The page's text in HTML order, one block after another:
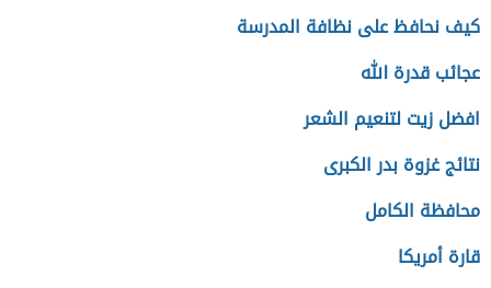
كيف نحافظ على نظافة المدرسة
عجائب قدرة الله
افضل زيت لتنعيم الشعر
نتائج غزوة بدر الكبرى
محافظة الكامل
قارة أمريكا